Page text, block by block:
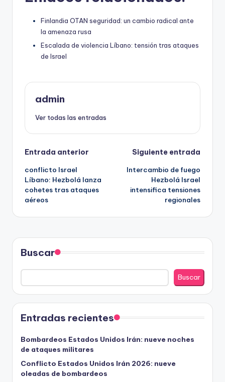
Finlandia OTAN seguridad: un cambio radical ante
la amenaza rusa
Escalada de violencia Líbano: tensión tras ataques
de Israel
admin
Ver todas las entradas
Navegación
de
entradas
Entrada anterior
conflicto Israel
Líbano: Hezbolá lanza
cohetes tras ataques
aéreos
Siguiente entrada
Intercambio de fuego
Hezbolá Israel
intensifica tensiones
regionales
Buscar
Buscar
Entradas recientes
Bombardeos Estados Unidos Irán: nueve noches
de ataques militares
Conflicto Estados Unidos Irán 2026: nueve
oleadas de bombardeos